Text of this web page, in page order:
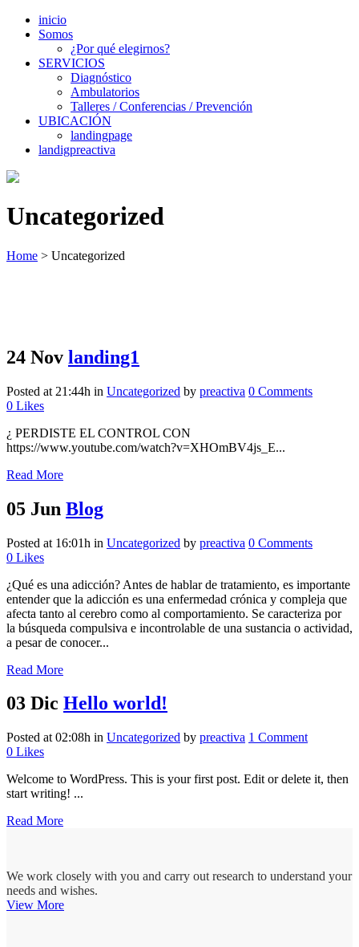
inicio
Somos
¿Por qué elegirnos?
SERVICIOS
Diagnóstico
Ambulatorios
Talleres / Conferencias / Prevención
UBICACIÓN
landingpage
landigpreactiva
Uncategorized
Home > Uncategorized
24 Nov landing1
Posted at 21:44h in Uncategorized by preactiva 0 Comments
0 Likes
¿ PERDISTE EL CONTROL CON
https://www.youtube.com/watch?v=XHOmBV4js_E...
Read More
05 Jun Blog
Posted at 16:01h in Uncategorized by preactiva 0 Comments
0 Likes
¿Qué es una adicción? Antes de hablar de tratamiento, es importante
entender que la adicción es una enfermedad crónica y compleja que
afecta tanto al cerebro como al comportamiento. Se caracteriza por
la búsqueda compulsiva e incontrolable de una sustancia o actividad,
a pesar de conocer...
Read More
03 Dic Hello world!
Posted at 02:08h in Uncategorized by preactiva 1 Comment
0 Likes
Welcome to WordPress. This is your first post. Edit or delete it, then
start writing! ...
Read More
We work closely with you and carry out research to understand your
needs and wishes.
View More